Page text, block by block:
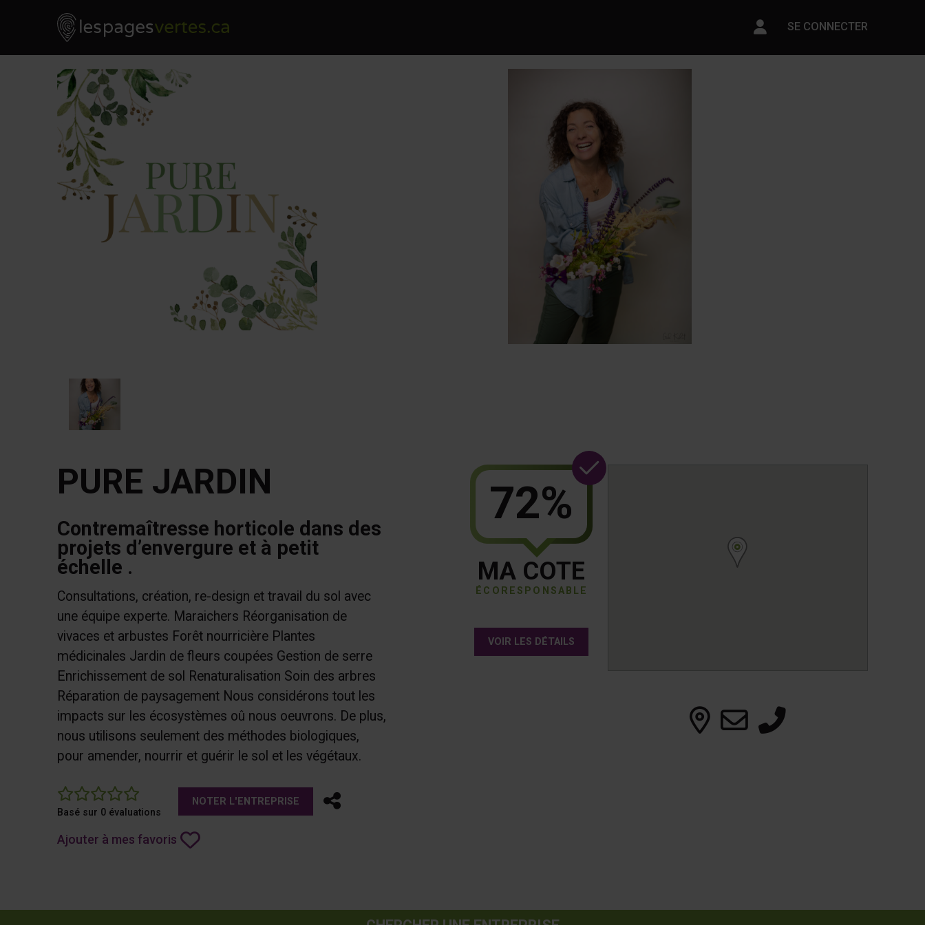
Skip to contentLes Pages Vertes - Go to homepage
Paramètres du compte
SE CONNECTER
PURE JARDIN
Contremaîtresse horticole dans des
projets d’envergure et à petit
échelle .
Consultations, création, re-design et travail du sol avec
une équipe experte. Maraichers Réorganisation de
vivaces et arbustes Forêt nourricière Plantes
médicinales Jardin de fleurs coupées Gestion de serre
Enrichissement de sol Renaturalisation Soin des arbres
Réparation de paysagement Nous considérons tout les
impacts sur les écosystèmes oû nous oeuvrons. De plus,
nous utilisons seulement des méthodes biologiques,
pour amender, nourrir et guérir le sol et les végétaux.
0
Basé sur 0 évaluations
NOTER L'ENTREPRISE Partager
Ajouter à mes favoris
72%
MA COTE
ÉCORESPONSABLE
VOIR LES DÉTAILS